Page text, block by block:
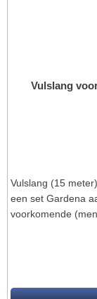
Vulslang
Vulslang (15
een set Gardena
voorkomende